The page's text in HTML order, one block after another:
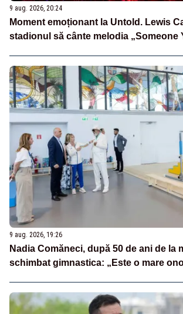
9 aug. 2026, 20:24
Moment emoționant la Untold. Lewis
stadionul să cânte melodia „Someone
9 aug. 2026, 19:26
Nadia Comăneci, după 50 de ani de la
schimbat gimnastica: „Este o mare